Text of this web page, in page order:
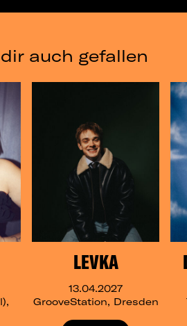
auch gefallen
LEVKA
13.04.2027
GrooveStation, Dresden